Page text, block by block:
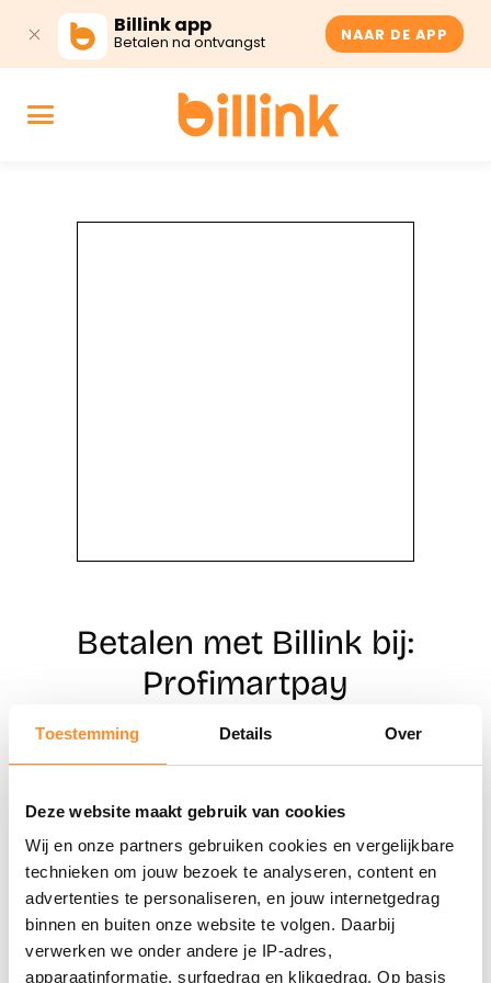
Toestemming Details Over
Deze website maakt gebruik van cookies
Wij en onze partners gebruiken cookies en vergelijkbare
technieken om jouw bezoek te analyseren, content en
advertenties te personaliseren, en jouw internetgedrag
binnen en buiten onze website te volgen. Daarbij
verwerken we onder andere je IP-adres,
apparaatinformatie, surfgedrag en klikgedrag. Op basis
Billink app
Betalen na ontvangst NAAR DE APP
Betalen met Billink bij:
Profimartpay
Naar winkels